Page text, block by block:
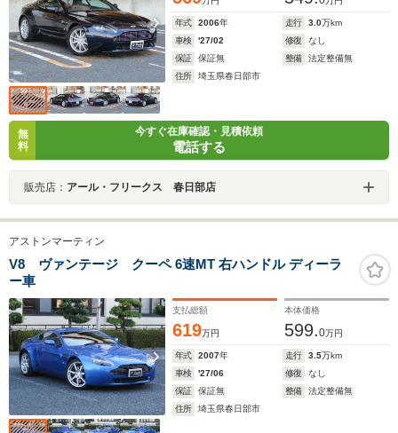
年式 2006年 走行 3.0万km
車検
'27/02 修復
なし
保証
保証無 整備
法定整備無
住所
埼玉県春日部市
無
料
今すぐ在庫確認・見積依頼
電話する
販売店： アール・フリークス 春日部店
アストンマーティン
V8 ヴァンテージ クーペ 6速MT 右ハンドル ディーラ
ー車
支払総額
619万円
本体価格
599.0万円
年式 2007年 走行 3.5万km
車検
'27/06 修復
なし
保証
保証無 整備
法定整備無
住所
埼玉県春日部市